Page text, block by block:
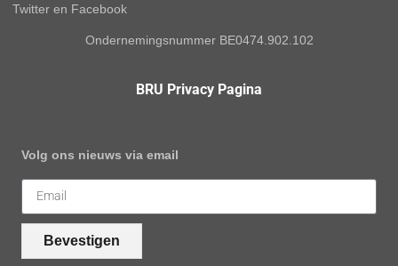
Twitter en Facebook
Ondernemingsnummer BE0474.902.102
BRU Privacy Pagina
Volg ons nieuws via email
Bevestigen